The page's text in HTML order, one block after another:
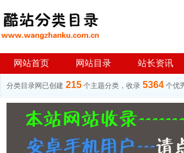
网站首页 网站目录 站长资讯
分类目录网已创建 215 个主题分类，收录 5364 个优